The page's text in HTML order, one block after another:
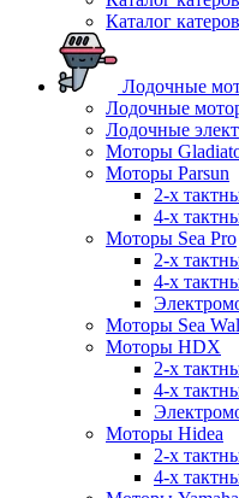
Каталог
Лодочные
Лодочные
Лодочные
Моторы
Моторы Parsun
2-х
4-х
Моторы Sea Pro
2-х
4-х
Моторы Sea
Моторы HDX
2-х
4-х
Моторы Hidea
2-х
4-х